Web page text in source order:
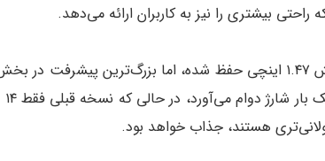
راحتی بیشتری را نیز به کاربران ارائه می‌دهد.
که
هستند، جذاب خواهد بود.